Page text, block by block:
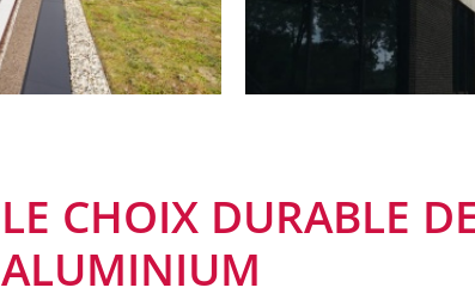
LE CHOIX DURABLE
ALUMINIUM